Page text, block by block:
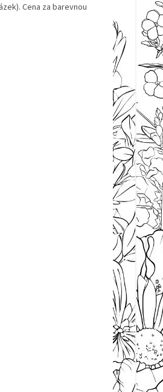
Cena za barevnou